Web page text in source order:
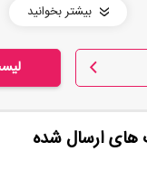
و گفت:
سر این پیچ از روبه
آخر دختر مسیر خانه
افتاد که سبزی به
بیشتر بخوانید
های ارسال شده